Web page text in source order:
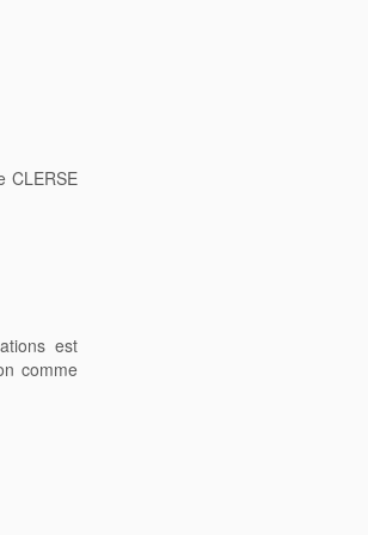
CLERSE
est
comme